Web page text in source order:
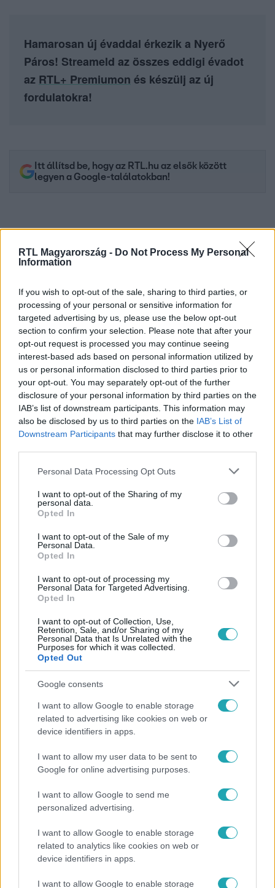
RTL Magyarország - Do Not Process My Personal
Information
If you wish to opt-out of the sale, sharing to third parties, or
processing of your personal or sensitive information for
targeted advertising by us, please use the below opt-out
section to confirm your selection. Please note that after your
opt-out request is processed you may continue seeing
interest-based ads based on personal information utilized by
us or personal information disclosed to third parties prior to
your opt-out. You may separately opt-out of the further
disclosure of your personal information by third parties on the
IAB’s list of downstream participants. This information may
also be disclosed by us to third parties on the IAB’s List of
Downstream Participants that may further disclose it to other
Please note that this website/app uses one or more Google
not limited to your visit or usage behaviour. You may click to
grant or deny consent to Google and its third-party tags to
use your data for below specified purposes in below Google
consent section.
Personal Data Processing Opt Outs
I want to opt-out of the Sharing of my
personal data.
Opted In
I want to opt-out of the Sale of my
Personal Data.
Opted In
I want to opt-out of processing my
Personal Data for Targeted Advertising.
Opted In
I want to opt-out of Collection, Use,
Retention, Sale, and/or Sharing of my
Personal Data that Is Unrelated with the
Purposes for which it was collected.
Opted Out
Google consents
I want to allow Google to enable storage
related to advertising like cookies on web or
device identifiers in apps.
I want to allow my user data to be sent to
Google for online advertising purposes.
I want to allow Google to send me
personalized advertising.
I want to allow Google to enable storage
related to analytics like cookies on web or
device identifiers in apps.
I want to allow Google to enable storage
Hamarosan új évaddal érkezik a Nyerő
Páros! Streameld az összes eddigi évadot
az RTL+ Premiumon és készülj az új
fordulatokra!
Itt állítsd be, hogy az RTL.hu az elsők között
legyen a Google-találatokban!
Kövess minket, és értesülj a friss hírekről a
Facebookon is!
Követem
NYERŐ PÁROS #KISZAVAZÁS #VESZÉLYZÓNA
VASVÁRI VIVI FECSÓ KIS BERNI
SOLTI ÁDÁM
Népszerű
kerületben, amelynek korábbi érdekeltsége
érintett lehet a korrupciós ügyben